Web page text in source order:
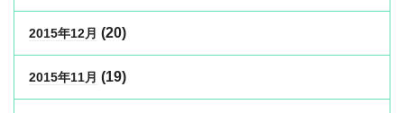
2015年12月 (20)
2015年11月 (19)